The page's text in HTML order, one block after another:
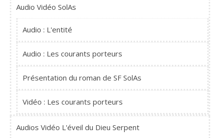
Audio Vidéo SolAs
Audio : L'entité
Audio : Les courants porteurs
Présentation du roman de SF SolAs
Vidéo : Les courants porteurs
Audios Vidéo L'éveil du Dieu Serpent